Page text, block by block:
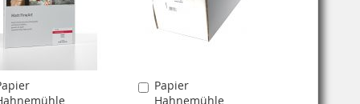
Papier
Hahnemühle
Ajouter
au